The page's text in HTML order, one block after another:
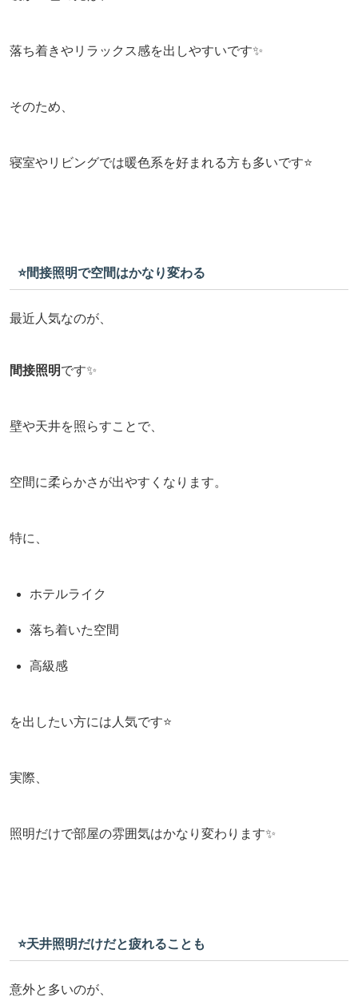
落ち着きやリラックス感を出しやすいです✨
そのため、
寝室やリビングでは暖色系を好まれる方も多いです⭐️
⭐️間接照明で空間はかなり変わる
最近人気なのが、
間接照明です✨
壁や天井を照らすことで、
空間に柔らかさが出やすくなります。
特に、
ホテルライク
落ち着いた空間
高級感
を出したい方には人気です⭐️
実際、
照明だけで部屋の雰囲気はかなり変わります✨
⭐️天井照明だけだと疲れることも
意外と多いのが、